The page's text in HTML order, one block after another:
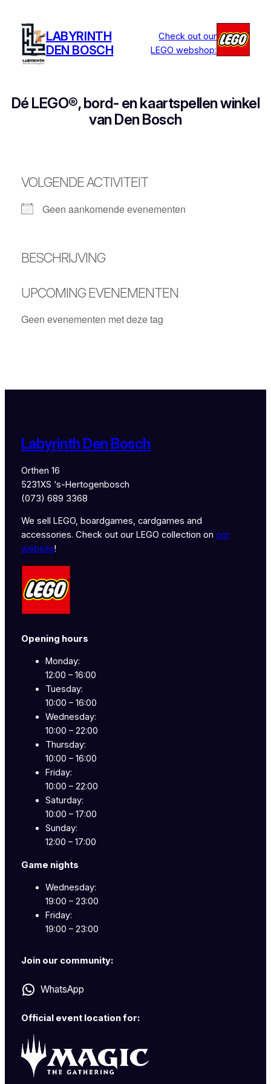
naar
inhoud
LABYRINTH
DEN BOSCH
Check out our
LEGO webshop:
Dé LEGO®, bord- en kaartspellen winkel
van Den Bosch
VOLGENDE ACTIVITEIT
Geen aankomende evenementen
BESCHRIJVING
UPCOMING EVENEMENTEN
Geen evenementen met deze tag
Labyrinth Den Bosch
Orthen 16
5231XS ‘s-Hertogenbosch
(073) 689 3368
We sell LEGO, boardgames, cardgames and
accessories. Check out our LEGO collection on our
website!
Opening hours
Monday:
12:00 – 16:00
Tuesday:
10:00 – 16:00
Wednesday:
10:00 – 22:00
Thursday:
10:00 – 16:00
Friday:
10:00 – 22:00
Saturday:
10:00 – 17:00
Sunday:
12:00 – 17:00
Game nights
Wednesday:
19:00 – 23:00
Friday:
19:00 – 23:00
Join our community:
WhatsApp
Official event location for: